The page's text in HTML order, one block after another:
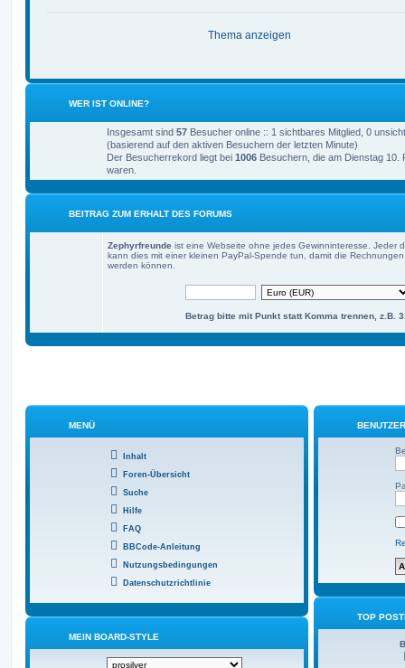
Thema anzeigen
WER IST ONLINE?
Insgesamt sind 57 Besucher online :: 1 sichtbares Mitglied, 0
(basierend auf den aktiven Besuchern der letzten Minute)
Der Besucherrekord liegt bei 1006 Besuchern, die am Dienstag 10.
waren.
BEITRAG ZUM ERHALT DES FORUMS
Zephyrfreunde ist eine Webseite ohne jedes Gewinninteresse. Jeder
kann dies mit einer kleinen PayPal-Spende tun, damit die
werden können.
Betrag bitte mit Punkt statt Komma trennen, z.B.
MENÜ
Inhalt
Foren-Übersicht
Suche
Hilfe
FAQ
BBCode-Anleitung
Nutzungsbedingungen
Datenschutzrichtlinie
MEIN BOARD-STYLE
TOP